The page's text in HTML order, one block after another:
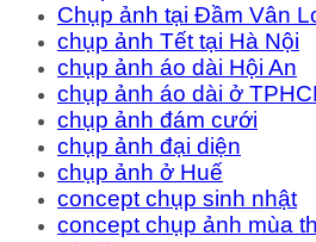
Chụp ảnh tại Đầm Vân
chụp ảnh Tết tại Hà Nội
chụp ảnh áo dài Hội An
chụp ảnh áo dài ở
chụp ảnh đám cưới
chụp ảnh đại diện
chụp ảnh ở Huế
concept chụp sinh nhật
concept chụp ảnh mùa